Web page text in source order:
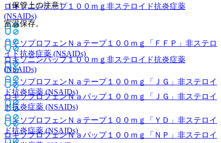
ロキソニンテープ１００ｍｇ 非ステロイド抗炎症薬
(NSAIDs)
ロキソプロフェンＮａテープ１００ｍｇ「ＦＦＰ」 非ステロ
イド抗炎症薬 (NSAIDs)
ロキソプロフェンＮａテープ１００ｍｇ「ＪＧ」 非ステロイ
ド抗炎症薬 (NSAIDs)
ロキソプロフェンＮａテープ１００ｍｇ「ＹＤ」 非ステロイ
ド抗炎症薬 (NSAIDs)
（保管上の注意）
室温保存。
ロキソニンパップ１００ｍｇ 非ステロイド抗炎症薬
(NSAIDs)
ロキソプロフェンＮａパップ１００ｍｇ「ＪＧ」 非ステロイ
ド抗炎症薬 (NSAIDs)
ロキソプロフェンＮａパップ１００ｍｇ「ＮＰ」 非ステロイ